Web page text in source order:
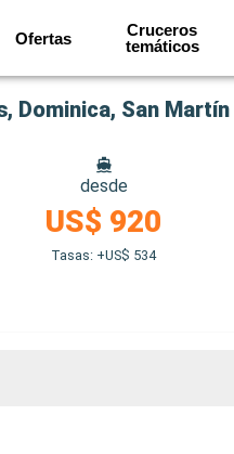
Ofertas
Cruceros
temáticos
Dominica, San
desde
US$ 920
Tasas: +US$ 534